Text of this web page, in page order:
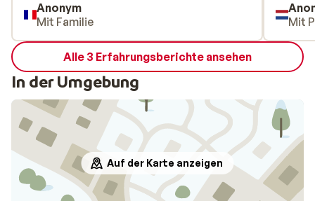
pistes sont en effet très proches mais pas
si faciles d'accès notamment quand on
porte son équipement car de l'autre côté
d'une petite colline.
Anonym
Mit Familie
Mit
Alle 3 Erfahrungsberichte ansehen
In der Umgebung
Auf der Karte anzeigen